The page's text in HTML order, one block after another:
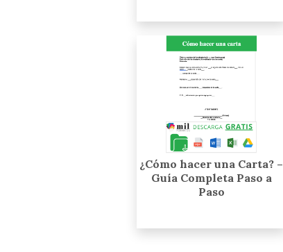
¿Cómo hacer una Carta? –
Guía Completa Paso a
Paso